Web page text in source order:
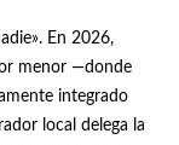
En 2026,
menor —donde
integrado
local delega la